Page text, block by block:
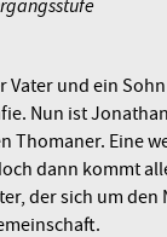
Vater und ein
Nun ist
Thomaner. Eine
dann kommt
der sich um den